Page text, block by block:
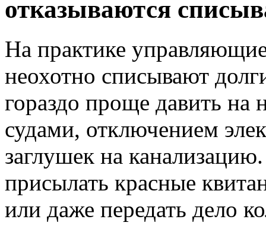
отказываются
На практике
неохотно списывают
гораздо проще давить на
судами, отключением
заглушек на
присылать красные
или даже передать дело